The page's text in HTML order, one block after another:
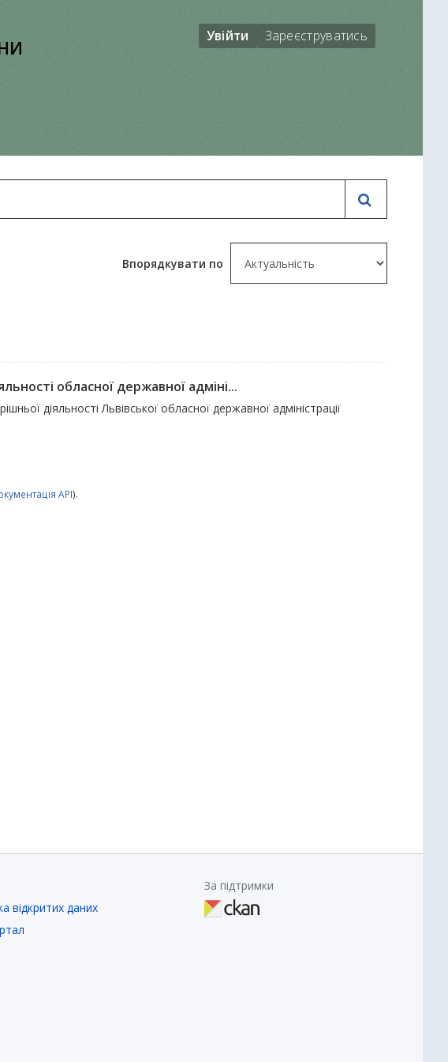
Увійти Зареєструватись
Впорядкувати по
обласної державної адміні...
діяльності Львівської обласної державної адміністрації
API).
відкритих даних
За підтримки